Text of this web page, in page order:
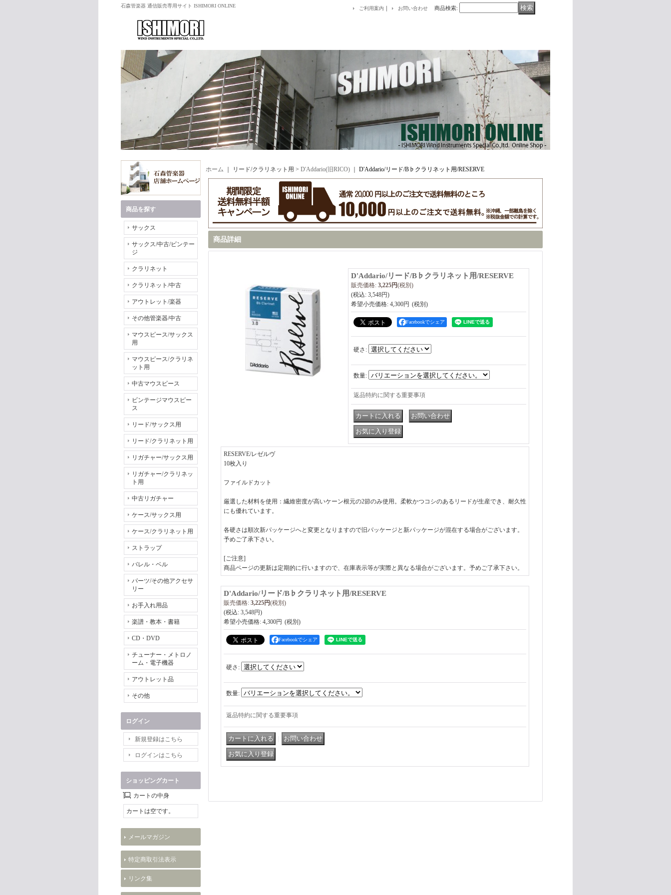
石森管楽器 通信販売専用サイト ISHIMORI ONLINE ご利用案内 ｜ お問い合わせ 商品検索:
商品を探す
サックス
サックス/中古/ビンテー
ジ
クラリネット
クラリネット/中古
アウトレット/楽器
その他管楽器/中古
マウスピース/サックス
用
マウスピース/クラリネ
ット用
中古マウスピース
ビンテージマウスピー
ス
リード/サックス用
リード/クラリネット用
リガチャー/サックス用
リガチャー/クラリネッ
ト用
中古リガチャー
ケース/サックス用
ケース/クラリネット用
ストラップ
バレル・ベル
パーツ/その他アクセサ
リー
お手入れ用品
楽譜・教本・書籍
CD・DVD
チューナー・メトロノ
ーム・電子機器
アウトレット品
その他
ログイン
新規登録はこちら
ログインはこちら
ショッピングカート
カートの中身
カートは空です。
メールマガジン
特定商取引法表示
リンク集
ホーム ｜ リード/クラリネット用 > D'Addario(旧RICO) D'Addario/リード/B♭クラリネット用/RESERVE
商品詳細
D'Addario/リード/B♭クラリネット用/RESERVE
販売価格: 3,225円(税別)
(税込: 3,548円)
希望小売価格: 4,300円
Facebookでシェア
硬さ :
数量:
返品特約に関する重要事項
RESERVE/レゼルヴ
10枚入り
ファイルドカット
厳選した材料を使用：繊維密度が高いケーン根元の2節のみ使用。柔軟かつコシのあるリードが生産でき、耐久性
にも優れています。
各硬さは順次新パッケージへと変更となりますので旧パッケージと新パッケージが混在する場合がございます。
予めご了承下さい。
[ご注意]
商品ページの更新は定期的に行いますので、在庫表示等が実際と異なる場合がございます。予めご了承下さい。
D'Addario/リード/B♭クラリネット用/RESERVE
販売価格: 3,225円(税別)
(税込: 3,548円)
希望小売価格: 4,300円
Facebookでシェア
硬さ :
数量:
返品特約に関する重要事項